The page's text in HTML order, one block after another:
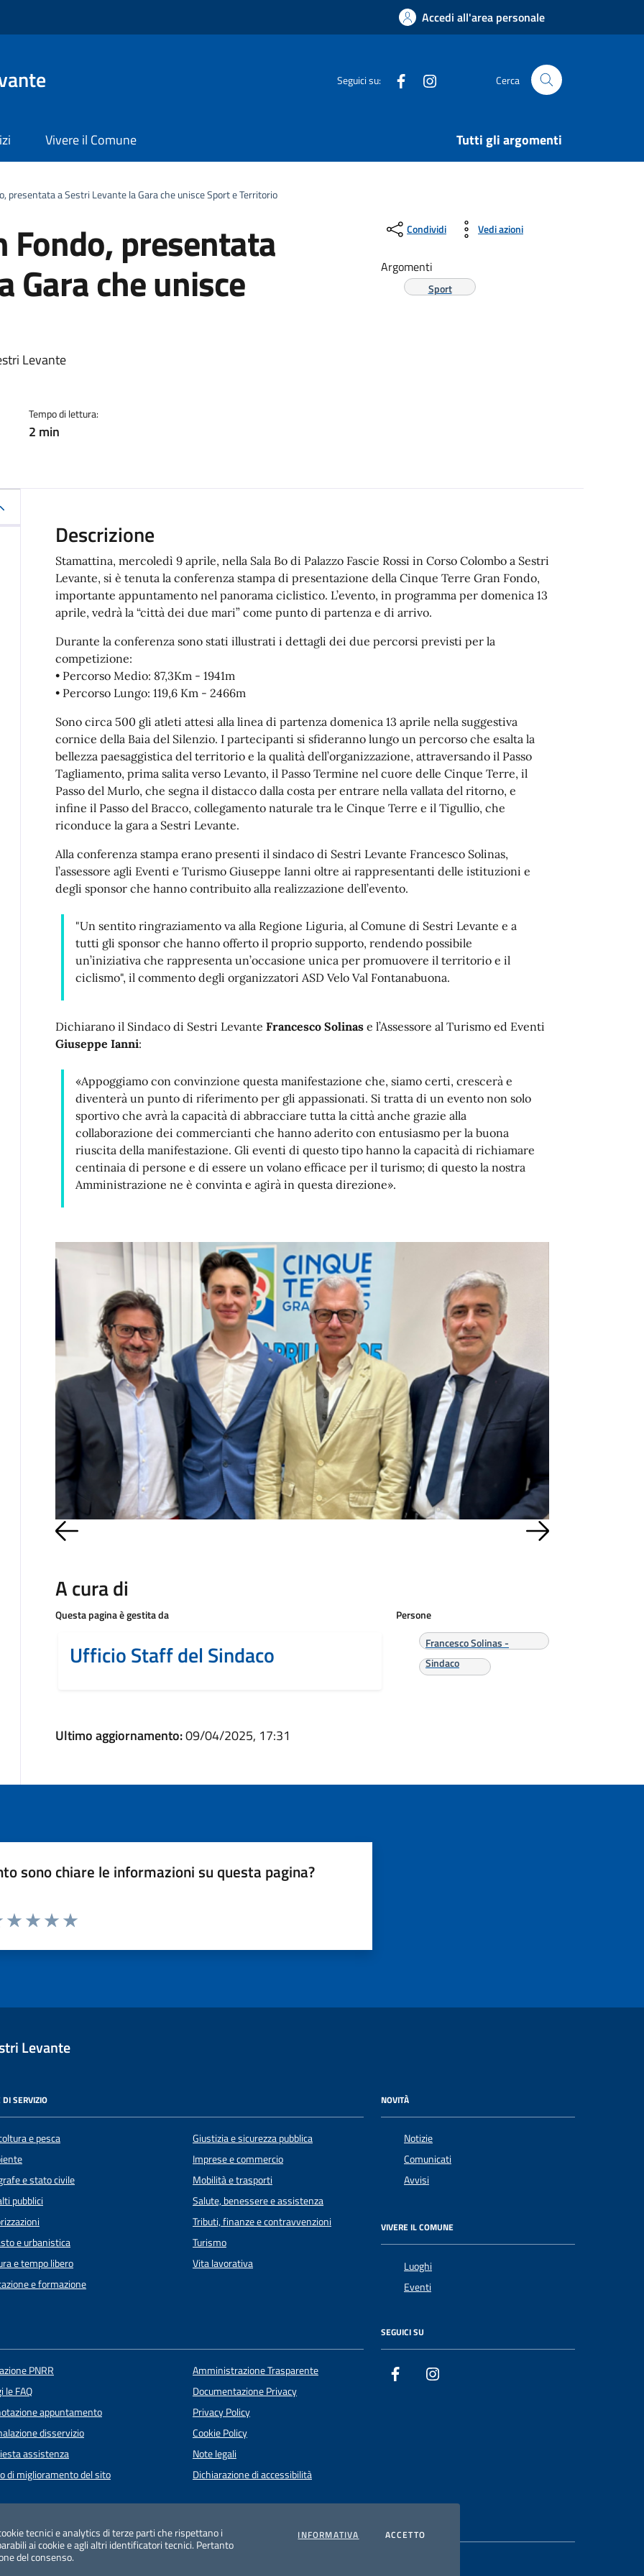
tecnici e analytics di terze parti che rispettano i
ai cookie e agli altri identificatori tecnici. Pertanto
del consenso.
INFORMATIVA PRIVACYACCETTOI COOKIES
Accedi all'area personale
Seguici su: Facebook Cerca
Vivere il Comune Tutti gli argomenti
presentata a Sestri Levante la Gara che unisce Sport e Territorio
Fondo, presentata
Gara che unisce
Levante
Tempo di lettura:
2 min
Condividi Vedi azioni
Argomenti
Sport
Descrizione
Stamattina, mercoledì 9 aprile, nella Sala Bo di Palazzo Fascie Rossi in Corso Colombo a Sestri
Levante, si è tenuta la conferenza stampa di presentazione della Cinque Terre Gran Fondo,
importante appuntamento nel panorama ciclistico. L’evento, in programma per domenica 13
aprile, vedrà la “città dei due mari” come punto di partenza e di arrivo.
Durante la conferenza sono stati illustrati i dettagli dei due percorsi previsti per la
competizione:
•⁠ ⁠Percorso Medio: 87,3Km - 1941m
•⁠ ⁠Percorso Lungo: 119,6 Km - 2466m
Sono circa 500 gli atleti attesi alla linea di partenza domenica 13 aprile nella suggestiva
cornice della Baia del Silenzio. I partecipanti si sfideranno lungo un percorso che esalta la
bellezza paesaggistica del territorio e la qualità dell’organizzazione, attraversando il Passo
Tagliamento, prima salita verso Levanto, il Passo Termine nel cuore delle Cinque Terre, il
Passo del Murlo, che segna il distacco dalla costa per entrare nella vallata del ritorno, e
infine il Passo del Bracco, collegamento naturale tra le Cinque Terre e il Tigullio, che
riconduce la gara a Sestri Levante.
Alla conferenza stampa erano presenti il sindaco di Sestri Levante Francesco Solinas,
l’assessore agli Eventi e Turismo Giuseppe Ianni oltre ai rappresentanti delle istituzioni e
degli sponsor che hanno contribuito alla realizzazione dell’evento.
"Un sentito ringraziamento va alla Regione Liguria, al Comune di Sestri Levante e a
tutti gli sponsor che hanno offerto il proprio supporto, rendendo possibile
un’iniziativa che rappresenta un’occasione unica per promuovere il territorio e il
ciclismo", il commento degli organizzatori ASD Velo Val Fontanabuona.
Dichiarano il Sindaco di Sestri Levante Francesco Solinas e l’Assessore al Turismo ed Eventi
Giuseppe Ianni:
«Appoggiamo con convinzione questa manifestazione che, siamo certi, crescerà e
diventerà un punto di riferimento per gli appassionati. Si tratta di un evento non solo
sportivo che avrà la capacità di abbracciare tutta la città anche grazie alla
collaborazione dei commercianti che hanno aderito con entusiasmo per la buona
riuscita della manifestazione. Gli eventi di questo tipo hanno la capacità di richiamare
centinaia di persone e di essere un volano efficace per il turismo; di questo la nostra
Amministrazione ne è convinta e agirà in questa direzione».
A cura di
Questa pagina è gestita da
Ufficio Staff del Sindaco
Persone
Francesco Solinas -
Sindaco
Ultimo aggiornamento:09/04/2025, 17:31
sono chiare le informazioni su questa pagina?
Levante
DI SERVIZIO
e pesca
e stato civile
pubblici
e urbanistica
e tempo libero
e formazione
Giustizia e sicurezza pubblica
Imprese e commercio
Mobilità e trasporti
Salute, benessere e assistenza
Tributi, finanze e contravvenzioni
Turismo
Vita lavorativa
NOVITÀ
Notizie
Comunicati
Avvisi
VIVERE IL COMUNE
Luoghi
Eventi
PNRR
le FAQ
appuntamento
disservizio
assistenza
di miglioramento del sito
Amministrazione Trasparente
Documentazione Privacy
Privacy Policy
Cookie Policy
Note legali
Dichiarazione di accessibilità
SEGUICI SU
Facebook